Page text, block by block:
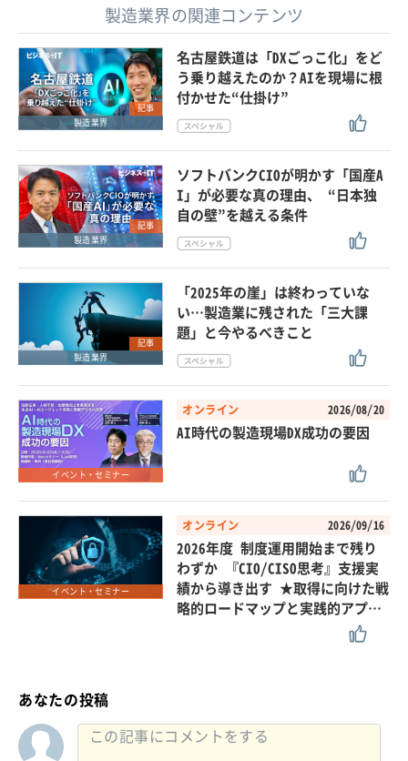
製造業界の関連コンテンツ
記事
製造業界
名古屋鉄道は「DXごっこ化」をど
う乗り越えたのか？AIを現場に根
付かせた“仕掛け”
記事
製造業界
ソフトバンクCIOが明かす「国産A
I」が必要な真の理由、 “日本独
自の壁”を越える条件
記事
製造業界
「2025年の崖」は終わっていな
い…製造業に残された「三大課
題」と今やるべきこと
イベント・セミナー
オンライン 2026/08/20
AI時代の製造現場DX成功の要因
イベント・セミナー
オンライン 2026/09/16
2026年度 制度運用開始まで残り
わずか 『CIO/CISO思考』支援実
績から導き出す ★取得に向けた戦
略的ロードマップと実践的アプ…
あなたの投稿